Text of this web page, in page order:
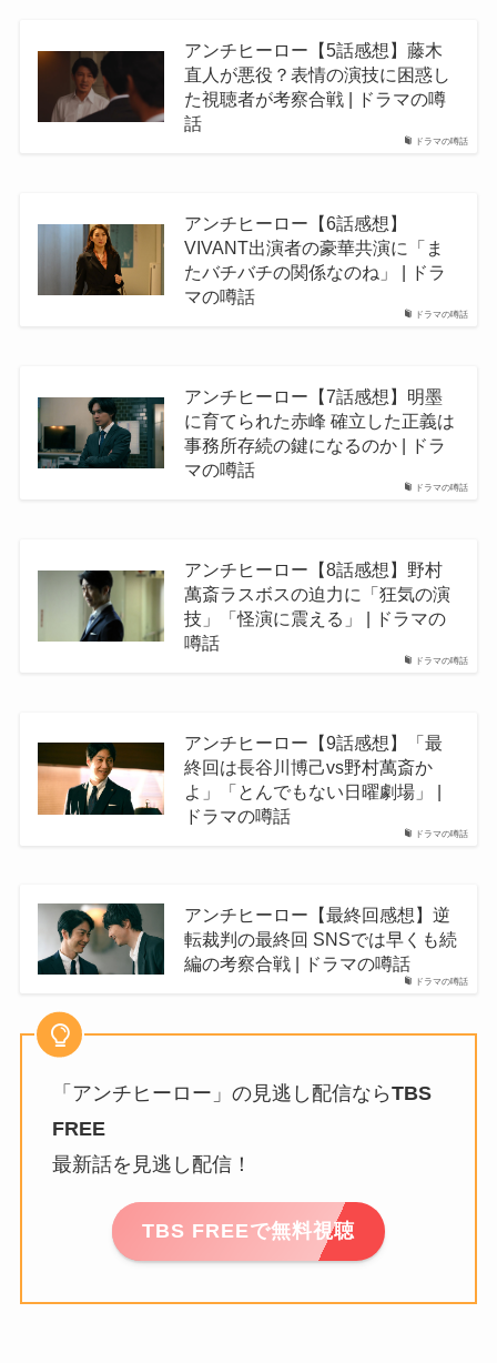
ドラマの噂話
アンチヒーロー【5話感想】藤木
直人が悪役？表情の演技に困惑し
た視聴者が考察合戦 | ドラマの噂
話
ドラマの噂話
アンチヒーロー【6話感想】
VIVANT出演者の豪華共演に「ま
たバチバチの関係なのね」 | ドラ
マの噂話
ドラマの噂話
アンチヒーロー【7話感想】明墨
に育てられた赤峰 確立した正義は
事務所存続の鍵になるのか | ドラ
マの噂話
ドラマの噂話
アンチヒーロー【8話感想】野村
萬斎ラスボスの迫力に「狂気の演
技」「怪演に震える」 | ドラマの
噂話
ドラマの噂話
アンチヒーロー【9話感想】「最
終回は長谷川博己vs野村萬斎か
よ」「とんでもない日曜劇場」 |
ドラマの噂話
ドラマの噂話
アンチヒーロー【最終回感想】逆
転裁判の最終回 SNSでは早くも続
編の考察合戦 | ドラマの噂話
「アンチヒーロー」の見逃し配信ならTBS
FREE
最新話を見逃し配信！
TBS FREEで無料視聴